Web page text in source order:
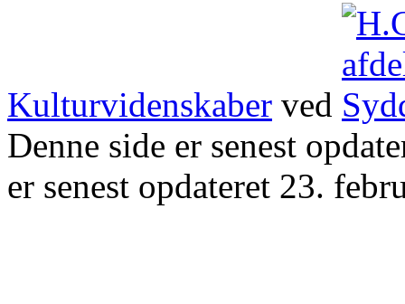
Kulturvidenskaber ved
Denne side er senest
er senest opdateret 23.